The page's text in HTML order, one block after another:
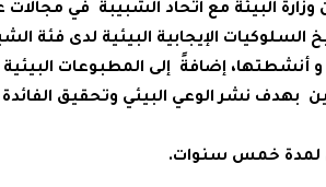
البيئة مع اتحاد الشبيبة في مجالات
الإيجابية البيئية لدى فئة
أنشطتها، إضافةً إلى المطبوعات البيئية
بهدف نشر الوعي البيئي وتحقيق الفائدة
لمدة خمس سنوات.